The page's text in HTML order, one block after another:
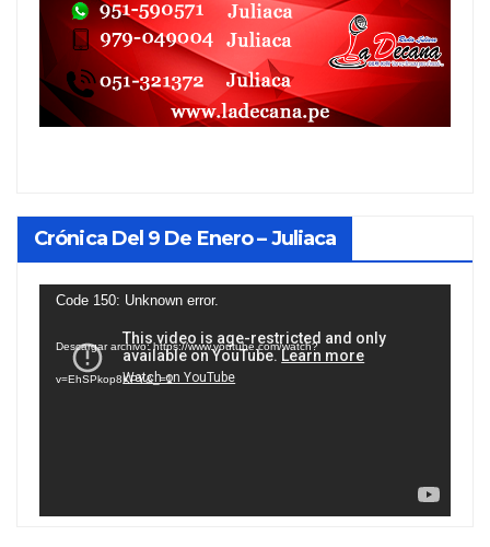
Crónica Del 9 De Enero – Juliaca
Reproductor
vídeo
Code 150: Unknown error.
Descargar archivo: https://www.youtube.com/watch?
v=EhSPkop8KPY&_=1